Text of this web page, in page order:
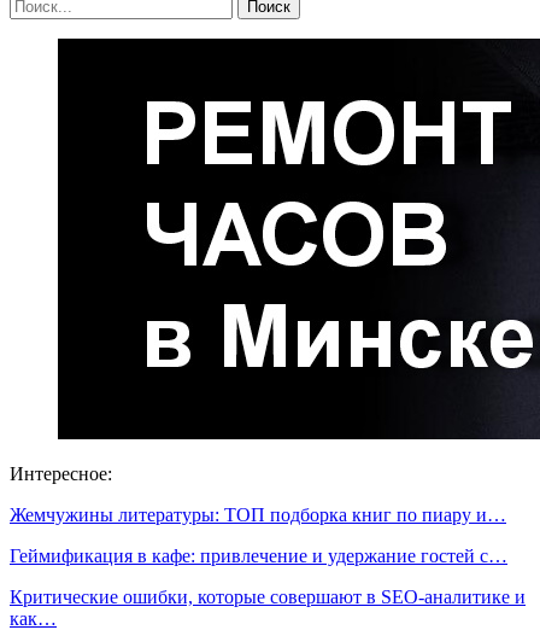
Интересное:
Жемчужины литературы: ТОП подборка книг по пиару и…
Геймификация в кафе: привлечение и удержание гостей с…
Критические ошибки, которые совершают в SEO-аналитике и
как…